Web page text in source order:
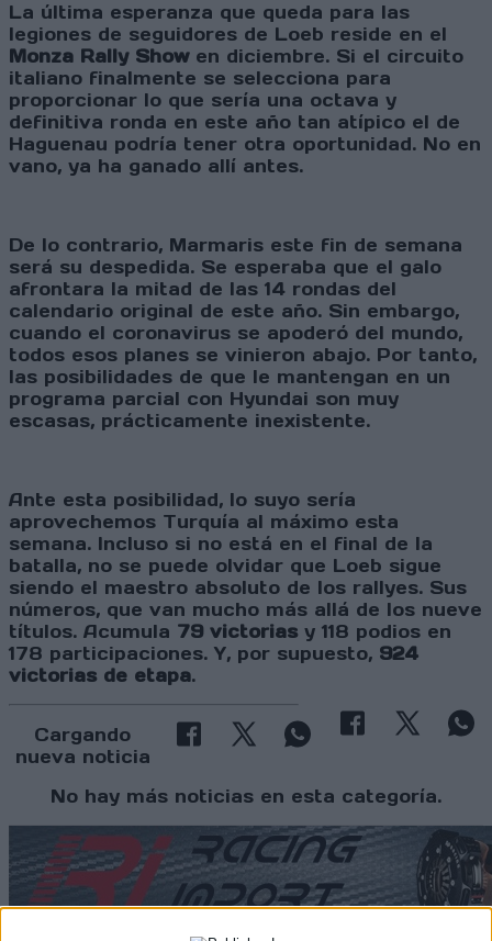
La última esperanza que queda para las
legiones de seguidores de Loeb reside en el
Monza Rally Showen diciembre. Si el circuito
italiano finalmente se selecciona para
proporcionar lo que sería una octava y
definitiva ronda en este año tan atípico el de
Haguenau podría tener otra oportunidad. No en
vano, ya ha ganado allí antes.
De lo contrario, Marmaris este fin de semana
será su despedida. Se esperaba que el galo
afrontara la mitad de las 14 rondas del
calendario original de este año. Sin embargo,
cuando el coronavirus se apoderó del mundo,
todos esos planes se vinieron abajo. Por tanto,
las posibilidades de que le mantengan en un
programa parcial con Hyundai son muy
escasas, prácticamente inexistente.
Ante esta posibilidad, lo suyo sería
aprovechemos Turquía al máximo esta
semana. Incluso si no está en el final de la
batalla, no se puede olvidar que Loeb sigue
siendo el maestro absoluto de los rallyes. Sus
números, que van mucho más allá de los nueve
títulos. Acumula 79 victorias y 118 podios en
178 participaciones. Y, por supuesto, 924
victorias de etapa.
Cargando
nueva noticia
No hay más noticias en esta categoría.